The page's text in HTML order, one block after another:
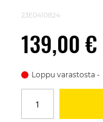
23E0410824
139,00 €
Loppu varastosta
images